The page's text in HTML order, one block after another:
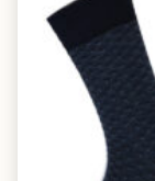
Zacht
Marine
Zeer donker
Donkerblauw